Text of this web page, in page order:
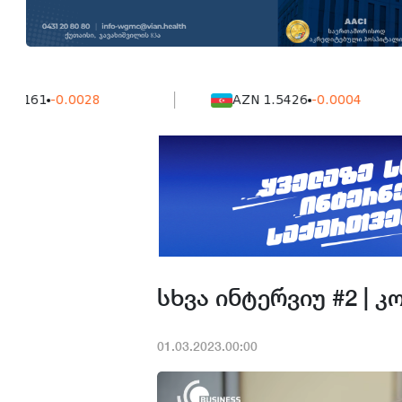
-0.0028 AZN 1.5426 -0.0004
სხვა ინტერვიუ #2 |
01.03.2023.00:00